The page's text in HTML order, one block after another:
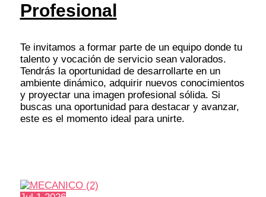
Profesional
Te invitamos a formar parte de un equipo donde tu
talento y vocación de servicio sean valorados.
Tendrás la oportunidad de desarrollarte en un
ambiente dinámico, adquirir nuevos conocimientos
y proyectar una imagen profesional sólida. Si
buscas una oportunidad para destacar y avanzar,
este es el momento ideal para unirte.